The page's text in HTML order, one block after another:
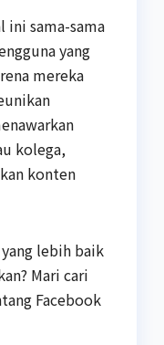
ini sama-sama
yang
mereka
kolega,
konten
lebih baik
Mari cari
Facebook